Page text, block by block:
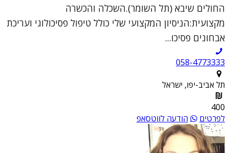
החולים שיבא (תל השומר).השכלה והכשרה
מקצועית:הניסיון המקצועי שלי כולל טיפול פסיכולוגי ועריכת
אבחונים פסיכו...
058-4773333
תל אביב-יפו, ישראל
400
לפרטים
הודעה לווטסאפ